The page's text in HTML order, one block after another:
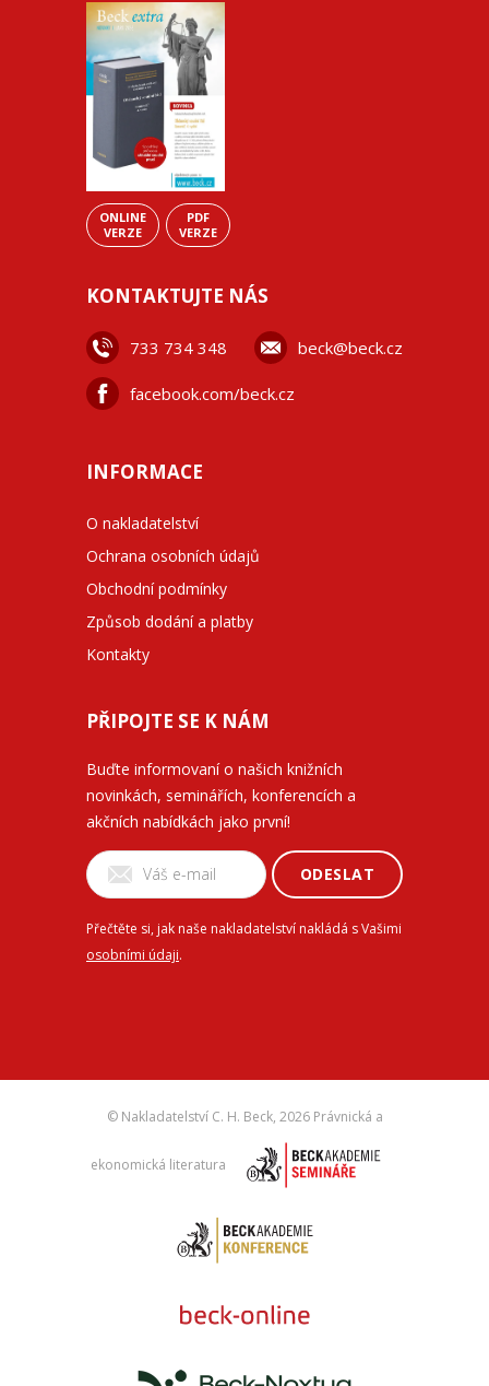
ONLINE
VERZE
PDF
VERZE
KONTAKTUJTE NÁS
733 734 348 beck@beck.cz
facebook.com/beck.cz
INFORMACE
O nakladatelství
Ochrana osobních údajů
Obchodní podmínky
Způsob dodání a platby
Kontakty
PŘIPOJTE SE K NÁM
Buďte informovaní o našich knižních
novinkách, seminářích, konferencích a
akčních nabídkách jako první!
ODESLAT
Přečtěte si, jak naše nakladatelství nakládá s Vašimi
osobními údaji.
© Nakladatelství C. H. Beck, 2026 Právnická a
ekonomická literatura